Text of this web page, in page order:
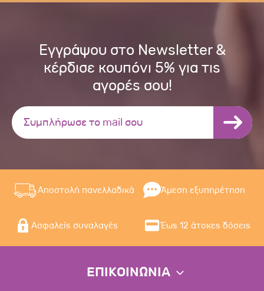
Εγγράψου στο Newsletter &
κέρδισε κουπόνι 5% για τις
αγορές σου!
Αποστολή πανελλαδικά Άμεση εξυπηρέτηση
Ασφαλείς συναλαγές Έως 12 άτοκες δόσεις
ΕΠΙΚΟΙΝΩΝΙΑ